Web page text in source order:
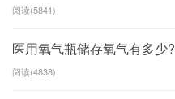
阅读(5841)
医用氧气瓶储存氧气有多少?
阅读(4838)